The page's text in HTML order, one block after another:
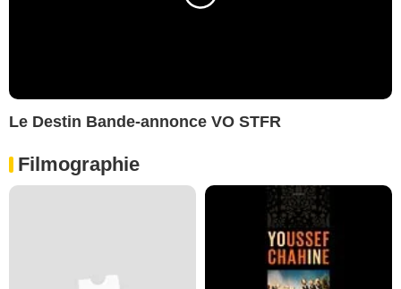
Le Destin Bande-annonce VO STFR
Filmographie